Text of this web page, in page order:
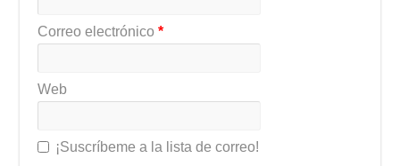
Correo electrónico*
Web
¡Suscríbeme a la lista de correo!